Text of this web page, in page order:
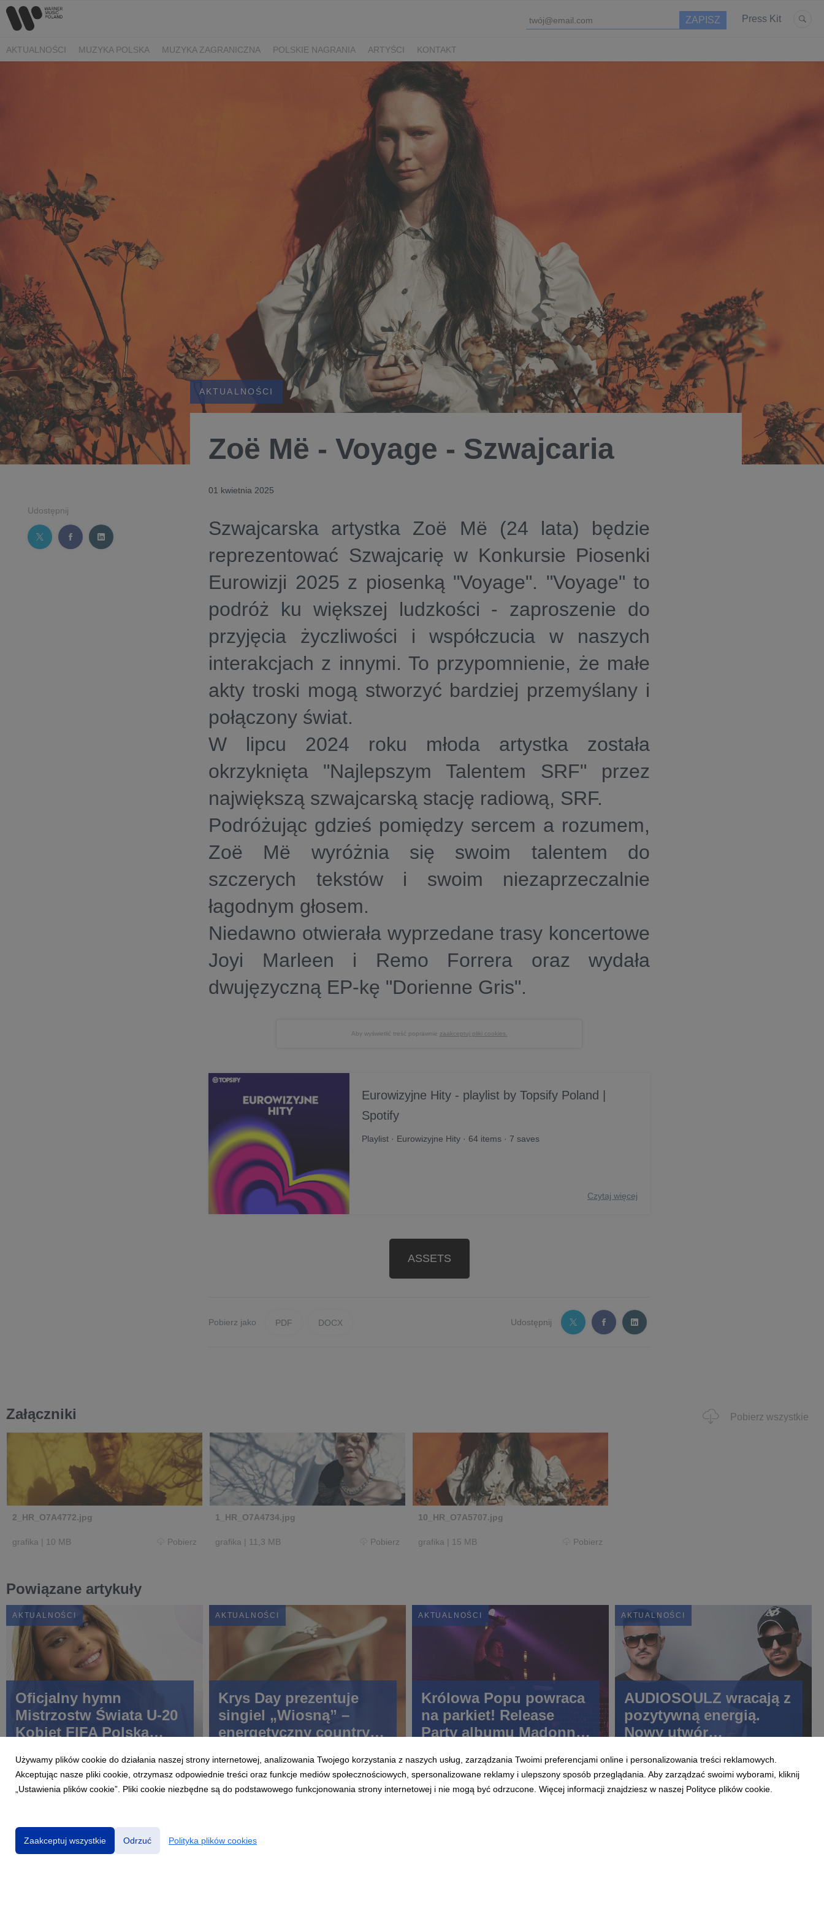
Press Kit
AKTUALNOŚCI MUZYKA POLSKA MUZYKA ZAGRANICZNA POLSKIE NAGRANIA ARTYŚCI KONTAKT
Udostępnij
AKTUALNOŚCI
Zoë Më - Voyage - Szwajcaria
01 kwietnia 2025
Szwajcarska artystka Zoë Më (24 lata) będzie
reprezentować Szwajcarię w Konkursie Piosenki
Eurowizji 2025 z piosenką "Voyage". "Voyage" to
podróż ku większej ludzkości - zaproszenie do
przyjęcia życzliwości i współczucia w naszych
interakcjach z innymi. To przypomnienie, że małe
akty troski mogą stworzyć bardziej przemyślany i
połączony świat.
W lipcu 2024 roku młoda artystka została
okrzyknięta "Najlepszym Talentem SRF" przez
największą szwajcarską stację radiową, SRF.
Podróżując gdzieś pomiędzy sercem a rozumem,
Zoë Më wyróżnia się swoim talentem do
szczerych tekstów i swoim niezaprzeczalnie
łagodnym głosem.
Niedawno otwierała wyprzedane trasy koncertowe
Joyi Marleen i Remo Forrera oraz wydała
dwujęzyczną EP-kę "Dorienne Gris".
Aby wyświetlić treść poprawnie zaakceptuj pliki cookies.
Eurowizyjne Hity - playlist by Topsify Poland |
Spotify
Playlist · Eurowizyjne Hity · 64 items · 7 saves
Czytaj więcej
ASSETS
Pobierz jako PDF DOCX Udostępnij
Załączniki Pobierz wszystkie
2_HR_O7A4772.jpg
grafika | 10 MB Pobierz
1_HR_O7A4734.jpg
grafika | 11,3 MB Pobierz
10_HR_O7A5707.jpg
grafika | 15 MB Pobierz
Powiązane artykuły
AKTUALNOŚCI
Oficjalny hymn
Mistrzostw Świata U-20
Kobiet FIFA Polska
YEYEYO
AKTUALNOŚCI
Krys Day prezentuje
singiel „Wiosną” –
energetyczny country-
szansę.
AKTUALNOŚCI
Królowa Popu powraca
na parkiet! Release
Party albumu Madonny
Open’er Festival
AKTUALNOŚCI
AUDIOSOULZ wracają z
pozytywną energią.
Nowy utwór
Używamy plików cookie do działania naszej strony internetowej, analizowania Twojego korzystania z naszych usług, zarządzania Twoimi preferencjami online i personalizowania treści reklamowych.
Akceptując nasze pliki cookie, otrzymasz odpowiednie treści oraz funkcje mediów społecznościowych, spersonalizowane reklamy i ulepszony sposób przeglądania. Aby zarządzać swoimi wyborami, kliknij
„Ustawienia plików cookie”. Pliki cookie niezbędne są do podstawowego funkcjonowania strony internetowej i nie mogą być odrzucone. Więcej informacji znajdziesz w naszej Polityce plików cookie.
Zaakceptuj wszystkie Odrzuć Polityka plików cookies